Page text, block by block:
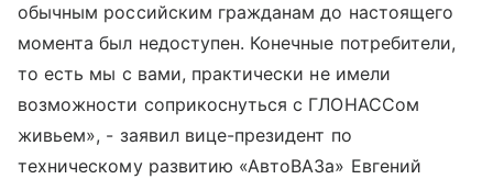
обычным российским гражданам до настоящего
момента был недоступен. Конечные потребители,
то есть мы с вами, практически не имели
возможности соприкоснуться с ГЛОНАССом
живьем», - заявил вице-президент по
техническому развитию «АвтоВАЗа» Евгений